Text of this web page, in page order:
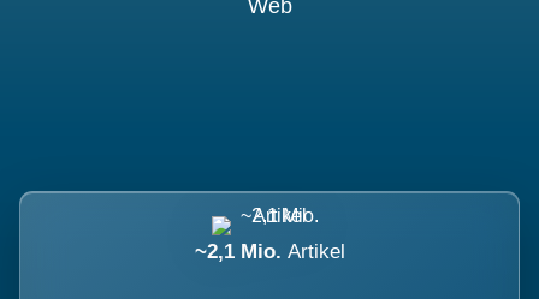
Web
~2,1 Mio. Artikel